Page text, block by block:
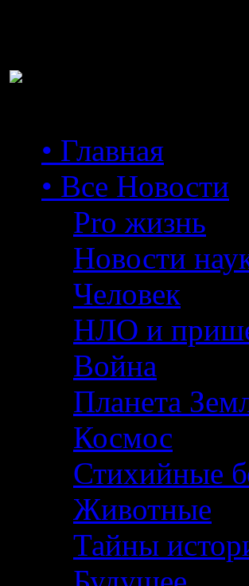
• Главная
• Все Новости
Pro жизнь
Новости
Человек
НЛО и
Война
Планета
Космос
Стихийные
Животные
Тайны